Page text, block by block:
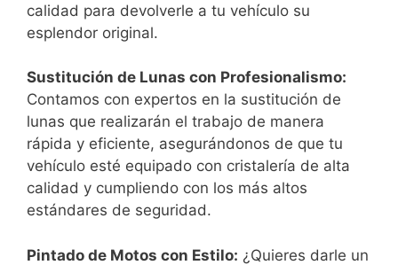
calidad para devolverle a tu vehículo su
esplendor original.
Sustitución de Lunas con Profesionalismo:
Contamos con expertos en la sustitución de
lunas que realizarán el trabajo de manera
rápida y eficiente, asegurándonos de que tu
vehículo esté equipado con cristalería de alta
calidad y cumpliendo con los más altos
estándares de seguridad.
Pintado de Motos con Estilo: ¿Quieres darle un